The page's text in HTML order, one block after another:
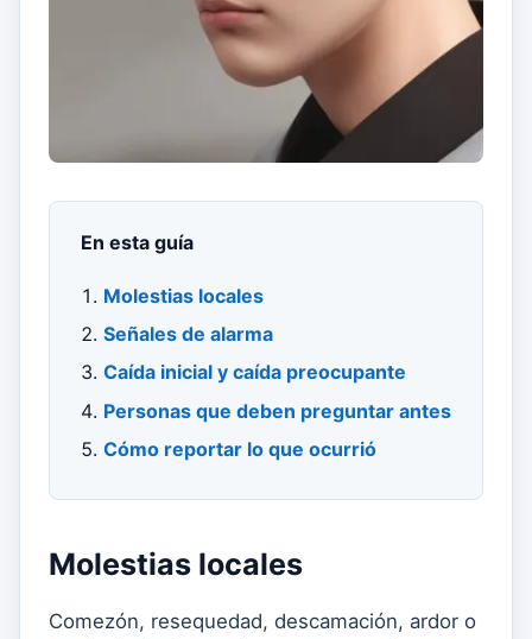
En esta guía
Molestias locales
Señales de alarma
Caída inicial y caída preocupante
Personas que deben preguntar antes
Cómo reportar lo que ocurrió
Molestias locales
Comezón, resequedad, descamación, ardor o